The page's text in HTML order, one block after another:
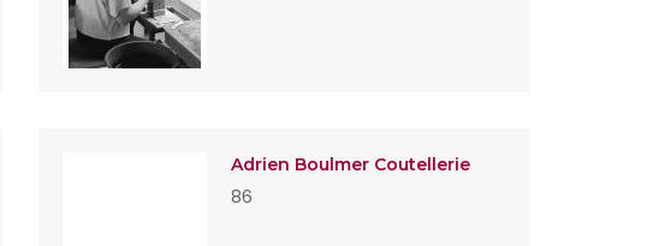
Adrien Boulmer Coutellerie
86